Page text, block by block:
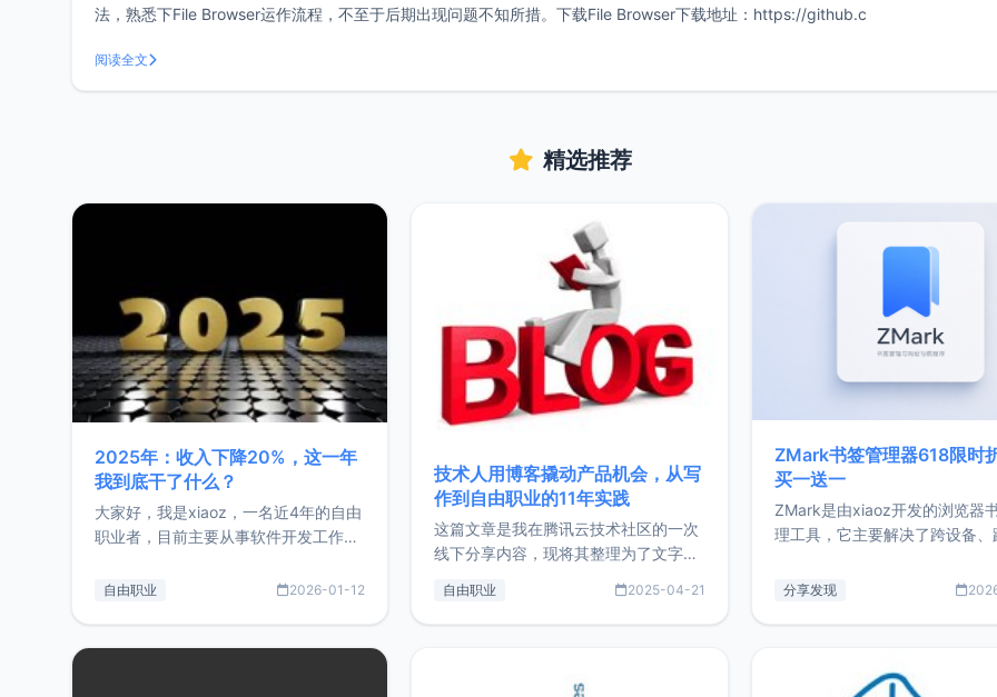
法，熟悉下File Browser运作流程，不至于后期出现问题不知所措。下载File Browser下载地址：https://github.c
阅读全文
精选推荐
2025年：收入下降20%，这一年
我到底干了什么？
大家好，我是xiaoz，一名近4年的自由
职业者，目前主要从事软件开发工作。
的总结，内容主要包括：工作、学习、
自由职业 2026-01-12
技术人用博客撬动产品机会，从写
作到自由职业的11年实践
这篇文章是我在腾讯云技术社区的一次
线下分享内容，现将其整理为了文字
版，分享了写博客11年来的经历，以及
通过博客过渡到做产品和走向自由职业
的一个小故事。文中还首次公开了我的
自由职业 2025-04-21
ZMark书签管理器618限时
买一送一
ZMark是由xiaoz开发的浏览器
理工具，它主要解决了跨设备、
做到一处部署、随处访问。同
量级： 使用Bun + Hono.js
分享发现